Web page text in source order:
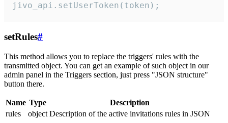
jivo_api.setUserToken(token);
setRules#
This method allows you to replace the triggers' rules with the
transmitted object. You can get an example of such object in our
admin panel in the Triggers section, just press "JSON structure"
button there.
Name Type
Description
rules
object Description of the active invitations rules in JSON